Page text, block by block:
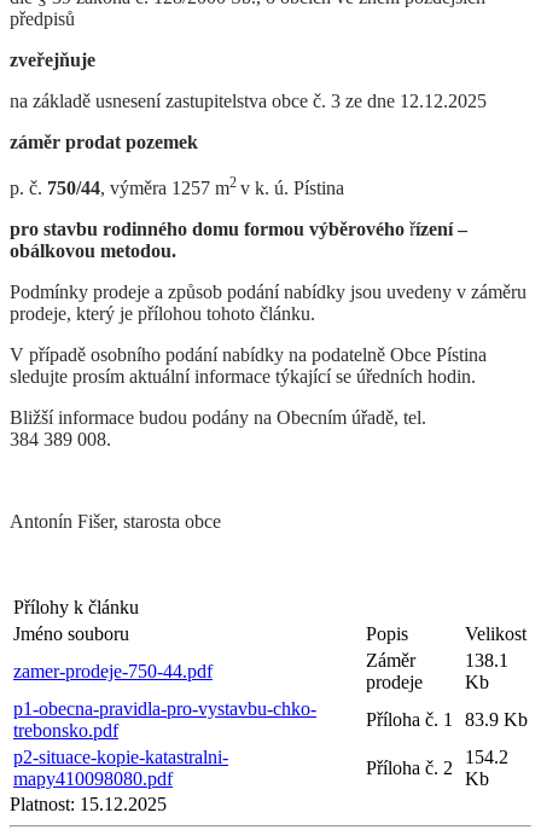
předpisů
zveřejňuje
na základě usnesení zastupitelstva obce č. 3 ze dne 12.12.2025
záměr prodat pozemek
p. č. 750/44, výměra 1257 m2 v k. ú. Pístina
pro stavbu rodinného domu formou výběrového řízení –
obálkovou metodou.
Podmínky prodeje a způsob podání nabídky jsou uvedeny v záměru
prodeje, který je přílohou tohoto článku.
V případě osobního podání nabídky na podatelně Obce Pístina
sledujte prosím aktuální informace týkající se úředních hodin.
Bližší informace budou podány na Obecním úřadě, tel.
384 389 008.
Antonín Fišer, starosta obce
Přílohy k článku
Jméno souboru
Popis
Velikost
zamer-prodeje-750-44.pdf
Záměr
prodeje
138.1
Kb
p1-obecna-pravidla-pro-vystavbu-chko-
trebonsko.pdf
Příloha č. 1
83.9 Kb
p2-situace-kopie-katastralni-
mapy410098080.pdf
Příloha č. 2
154.2
Kb
Platnost: 15.12.2025